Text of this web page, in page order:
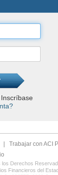
Inscríbase
Trabajar con ACI
Derechos
Financieros del